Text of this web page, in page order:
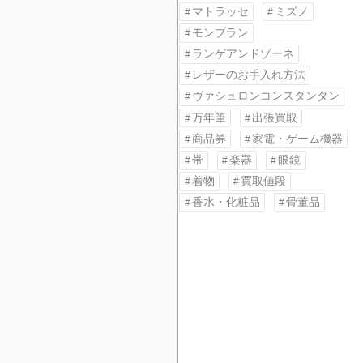
マトラッセ
ミズノ
モンブラン
ランゲアンドゾーネ
レザーのお手入れ方法
ヴァシュロンコンスタンタン
万年筆
出張買取
商品券
家電・ゲーム機器
帯
楽器
眼鏡
着物
買取値段
香水・化粧品
骨董品